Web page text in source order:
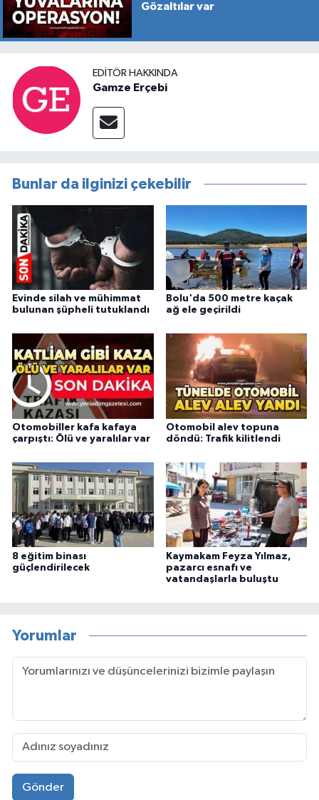
Gözaltılar var
EDITÖR HAKKINDA
Gamze Erçebi
Bunlar da ilginizi çekebilir
Evinde silah ve mühimmat
bulunan şüpheli tutuklandı
Bolu'da 500 metre kaçak
ağ ele geçirildi
Otomobiller kafa kafaya
çarpıştı: Ölü ve yaralılar var
Otomobil alev topuna
döndü: Trafik kilitlendi
8 eğitim binası
güçlendirilecek
Kaymakam Feyza Yılmaz,
pazarcı esnafı ve
vatandaşlarla buluştu
Yorumlar
Gönder